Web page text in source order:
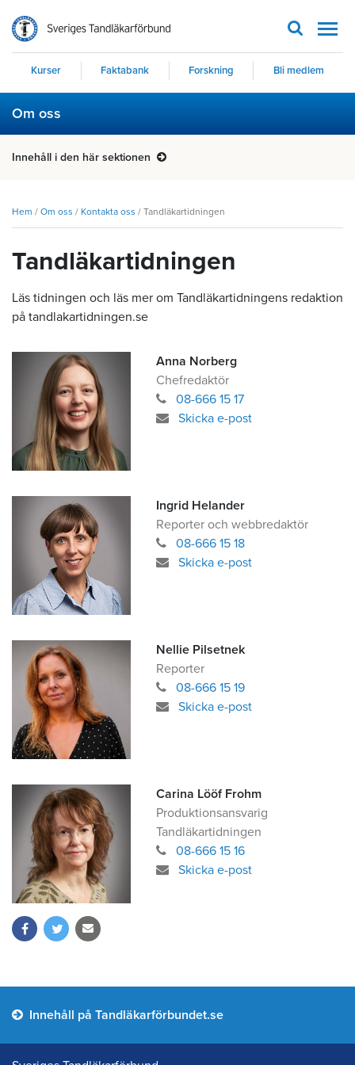
Kurser Faktabank Forskning Bli medlem
Om oss
Innehåll i den här sektionen
Hem / Om oss / Kontakta oss / Tandläkartidningen
Tandläkartidningen
Läs tidningen och läs mer om Tandläkartidningens redaktion
på tandlakartidningen.se
Anna Norberg
Chefredaktör
08-666 15 17
Skicka e-post
Ingrid Helander
Reporter och webbredaktör
08-666 15 18
Skicka e-post
Nellie Pilsetnek
Reporter
08-666 15 19
Skicka e-post
Carina Lööf Frohm
Produktionsansvarig
Tandläkartidningen
08-666 15 16
Skicka e-post
Innehåll på Tandläkarförbundet.se